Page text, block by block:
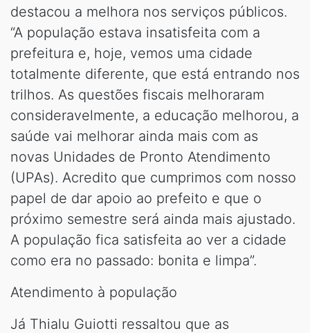
destacou a melhora nos serviços públicos.
“A população estava insatisfeita com a
prefeitura e, hoje, vemos uma cidade
totalmente diferente, que está entrando nos
trilhos. As questões fiscais melhoraram
consideravelmente, a educação melhorou, a
saúde vai melhorar ainda mais com as
novas Unidades de Pronto Atendimento
(UPAs). Acredito que cumprimos com nosso
papel de dar apoio ao prefeito e que o
próximo semestre será ainda mais ajustado.
A população fica satisfeita ao ver a cidade
como era no passado: bonita e limpa”.
Atendimento à população
Já Thialu Guiotti ressaltou que as